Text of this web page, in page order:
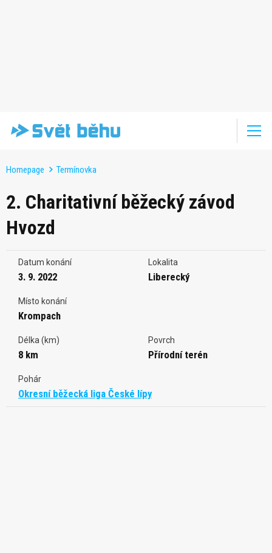
Homepage Termínovka
2. Charitativní běžecký závod
Hvozd
Datum konání
3. 9. 2022
Lokalita
Liberecký
Místo konání
Krompach
Délka (km)
8 km
Povrch
Přírodní terén
Pohár
Okresní běžecká liga České lípy